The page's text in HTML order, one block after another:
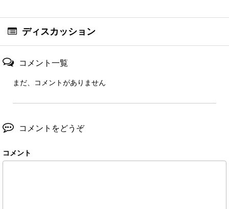
ディスカッション
コメント一覧
まだ、コメントがありません
コメントをどうぞ
コメント